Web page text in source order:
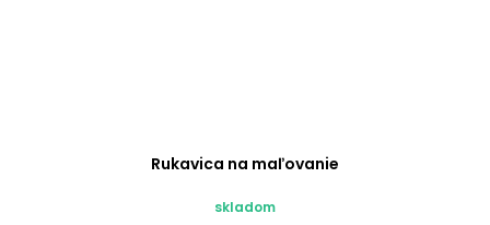
Rukavica na maľovanie
skladom